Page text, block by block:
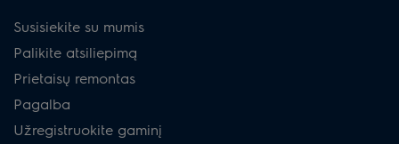
Susisiekite su mumis
Palikite atsiliepimą
Prietaisų remontas
Pagalba
Užregistruokite gaminį